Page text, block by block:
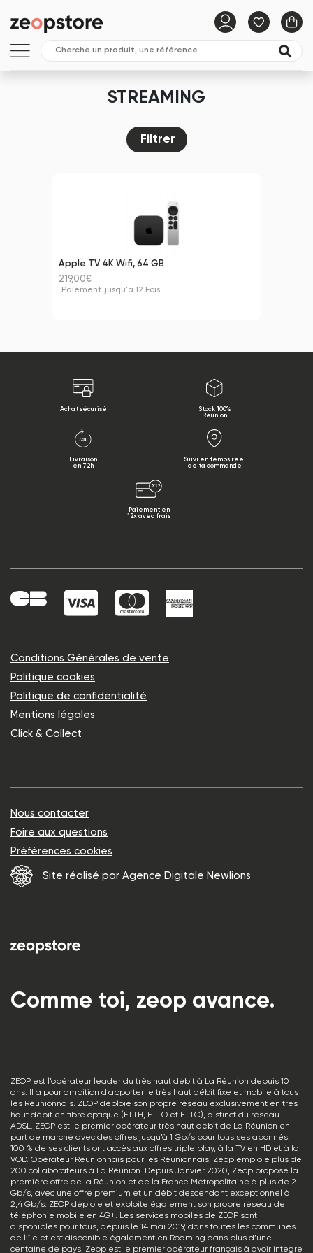
STREAMING
Filtrer
Apple TV 4K Wifi, 64 GB
219,00€
Paiement jusqu'à 12 Fois
Achat sécurisé
Stock 100%
Réunion
Livraison
en 72h
Suivi en temps réel
de ta commande
Paiement en
12x avec frais
Comme toi, zeop avance.
ZEOP est l’opérateur leader du très haut débit à La Réunion depuis 10
ans. Il a pour ambition d’apporter le très haut débit fixe et mobile à tous
les Réunionnais. ZEOP déploie son propre réseau exclusivement en très
haut débit en fibre optique (FTTH, FTTO et FTTC), distinct du réseau
ADSL. ZEOP est le premier opérateur très haut débit de La Réunion en
part de marché avec des offres jusqu’à 1 Gb/s pour tous ses abonnés.
100 % de ses clients ont accès aux offres triple play, à la TV en HD et à la
VOD. Opérateur Réunionnais pour les Réunionnais, Zeop emploie plus de
200 collaborateurs à La Réunion. Depuis Janvier 2020, Zeop propose la
première offre de la Réunion et de la France Métropolitaine à plus de 2
Gb/s, avec une offre premium et un débit descendant exceptionnel à
2,4 Gb/s. ZEOP déploie et exploite également son propre réseau de
téléphonie mobile en 4G+. Les services mobiles de ZEOP sont
disponibles pour tous, depuis le 14 mai 2019, dans toutes les communes
de l’île et est disponible également en Roaming dans plus d’une
centaine de pays. Zeop est le premier opérateur français à avoir intégré
Conditions Générales de vente
Politique cookies
Politique de confidentialité
Mentions légales
Click & Collect
Nous contacter
Foire aux questions
Préférences cookies
Site réalisé par Agence Digitale Newlions